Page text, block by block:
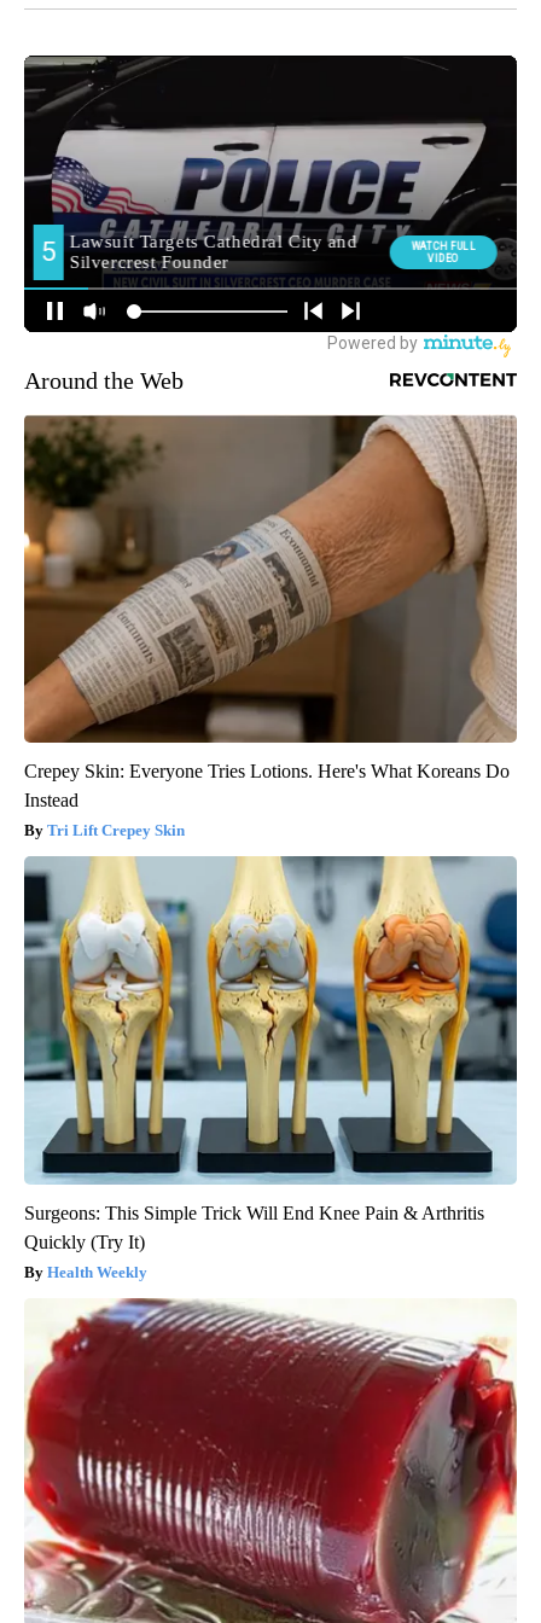
Around the Web
Crepey Skin: Everyone Tries Lotions. Here's What Koreans Do
Instead
Tri Lift Crepey Skin
Surgeons: This Simple Trick Will End Knee Pain & Arthritis
Quickly (Try It)
Health Weekly